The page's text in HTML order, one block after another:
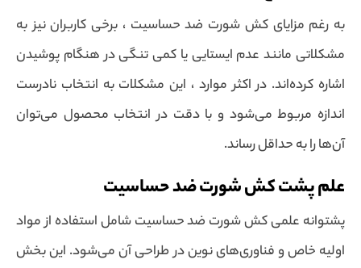
به رغم مزایای کش شورت ضد حساسیت ، برخی کاربران نیز به
مشکلاتی مانند عدم ایستایی یا کمی تنگی در هنگام پوشیدن
اشاره کرده‌اند. در اکثر موارد ، این مشکلات به انتخاب نادرست
اندازه مربوط می‌شود و با دقت در انتخاب محصول می‌توان
آن‌ها را به حداقل رساند.
علم پشت کش شورت ضد حساسیت
پشتوانه علمی کش شورت ضد حساسیت شامل استفاده از مواد
اولیه خاص و فناوری‌های نوین در طراحی آن می‌شود. این بخش